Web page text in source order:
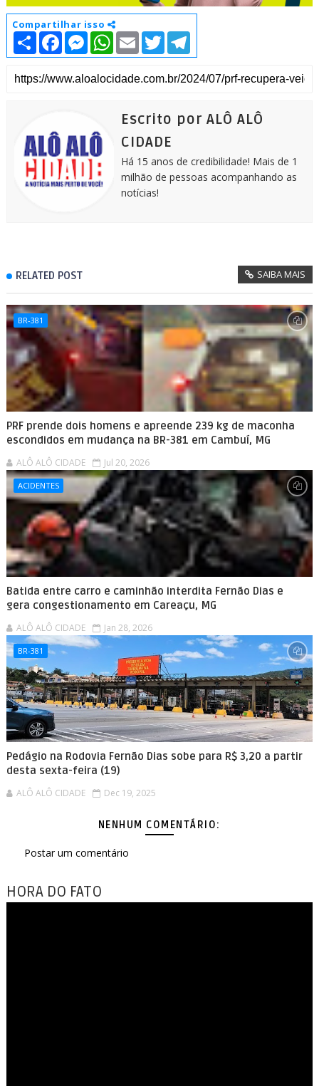
Compartilhar isso
S
h
a
e
F
c
b
M
e
s
e
W
h
a
t
s
E
m
a
l
T
i
t
t
T
l
e
g
m
Escrito por ALÔ ALÔ
CIDADE
Há 15 anos de credibilidade! Mais de 1
milhão de pessoas acompanhando as
notícias!
RELATED POST SAIBA MAIS
BR-381
PRF prende dois homens e apreende 239 kg de maconha
escondidos em mudança na BR-381 em Cambuí, MG
ALÔ ALÔ CIDADE Jul 20, 2026
ACIDENTES
Batida entre carro e caminhão interdita Fernão Dias e
gera congestionamento em Careaçu, MG
ALÔ ALÔ CIDADE Jan 28, 2026
BR-381
Pedágio na Rodovia Fernão Dias sobe para R$ 3,20 a partir
desta sexta-feira (19)
ALÔ ALÔ CIDADE Dec 19, 2025
NENHUM COMENTÁRIO:
Postar um comentário
HORA DO FATO